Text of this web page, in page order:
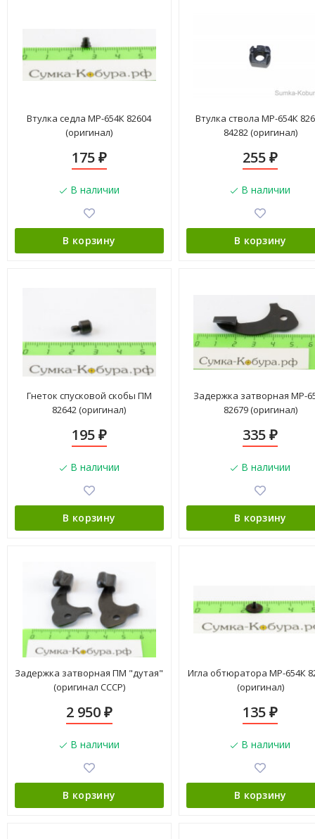
Втулка седла МР-654К 82604
(оригинал)
175 ₽
В наличии
В корзину
Втулка ствола МР-654К
84282 (оригинал)
255₽
В наличии
В корзину
Гнеток спусковой скобы ПМ
82642 (оригинал)
195 ₽
В наличии
В корзину
Задержка затворная МР-
82679 (оригинал)
335₽
В наличии
В корзину
Задержка затворная ПМ "дутая"
(оригинал СССР)
2 950 ₽
В наличии
В корзину
Игла обтюратора МР-654К
(оригинал)
135₽
В наличии
В корзину